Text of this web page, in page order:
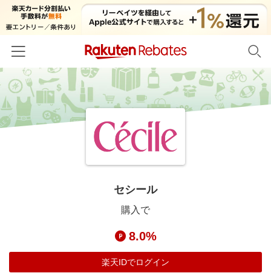
ホーム
カテゴリー一覧
百貨店・総合ECモール
家電・PC・スマホ・カメラ
リーベイツ注目ストア
セシール
購入で
8.0%
楽天IDでログイン